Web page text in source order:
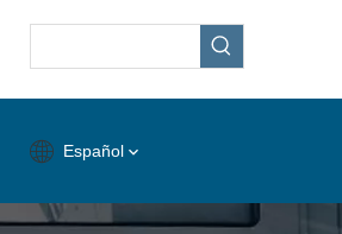
Español